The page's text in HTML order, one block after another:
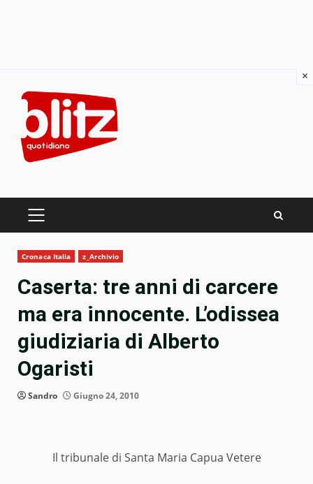
content
PRIMARY
Cronaca Italia z_Archivio
Caserta: tre anni di carcere
ma era innocente. L’odissea
giudiziaria di Alberto
Ogaristi
Sandro Giugno 24, 2010
Il tribunale di Santa Maria Capua Vetere
×